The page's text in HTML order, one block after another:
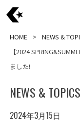
HOME
NEWS &
【2024
ました!
NEWS & TOPICS
2024年3月15日